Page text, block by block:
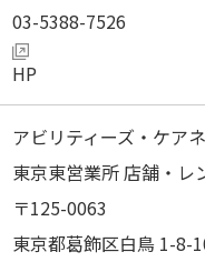
03-5388-7526
アビリティーズ・ケア
東京東営業所 店舗・レ
125-0063
東京都葛飾区白鳥 1-8-